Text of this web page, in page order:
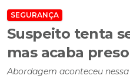
SEGURANÇA
Suspeito tenta
mas acaba
Abordagem aconteceu